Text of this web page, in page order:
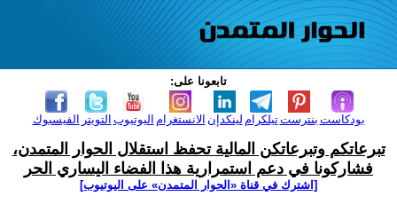
تابعونا على:
الفيسبوك التويتر اليوتيوب الانستغرام لينكدإن تيلكرامبنترست بودكاست
تبرعاتكم وتبرعاتكن المالية تحفظ استقلال الحوار المتمدن،
فشاركونا في دعم استمرارية هذا الفضاء اليساري الحر
[اشترك في قناة ‫«الحوار المتمدن» على اليوتيوب]